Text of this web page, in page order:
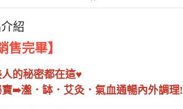
紹
售完畢】
的秘密都在這♥
寶➠瀊．缽．艾灸．氣血通暢內外調理!